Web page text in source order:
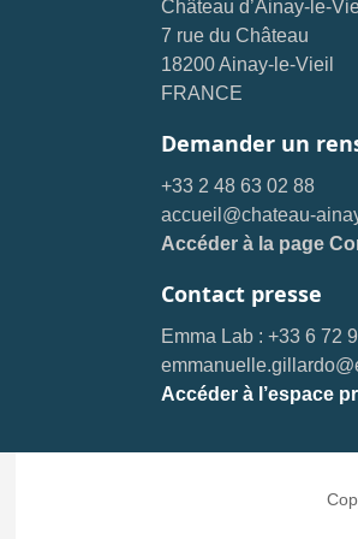
Château d’Ainay-le-
7 rue du Château
18200 Ainay-le-Vieil
FRANCE
Demander un
+33 2 48 63 02 88
accueil@chateau-
Accéder à la page
Contact presse
Emma Lab : +33 6 72
Accéder à l’espace